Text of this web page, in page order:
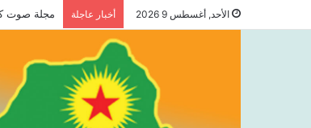
الأحد, أغسطس 9 2026 أخبار عاجلة مجلة صوت